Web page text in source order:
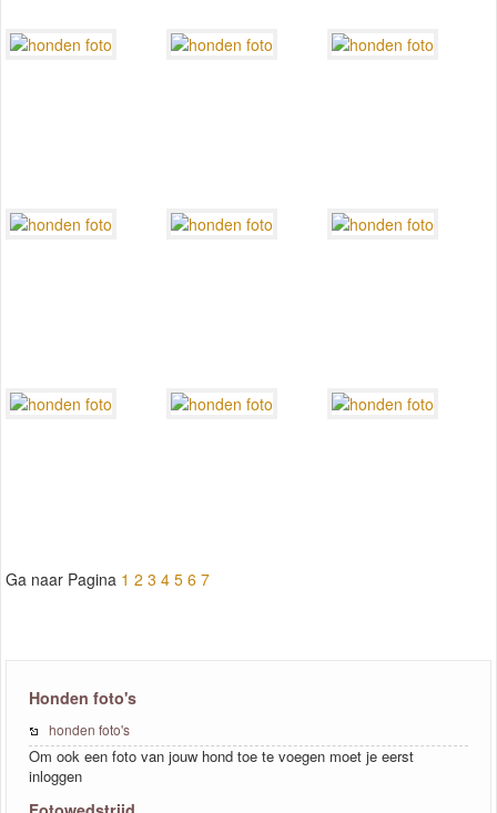
Ga naar Pagina 1 2 3 4 5 6 7
Honden foto's
honden foto's
Om ook een foto van jouw hond toe te voegen moet je eerst
inloggen